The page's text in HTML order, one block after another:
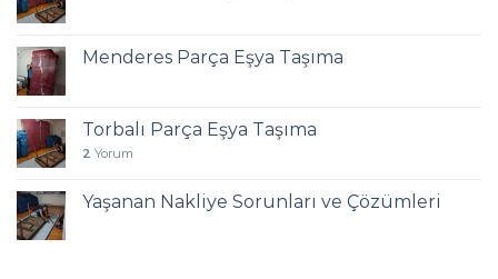
Menderes Parça Eşya Taşıma
Torbalı Parça Eşya Taşıma
2 Yorum
Yaşanan Nakliye Sorunları ve Çözümleri